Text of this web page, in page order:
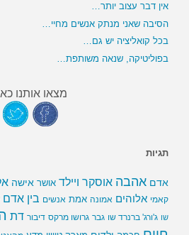
אין דבר עצוב יותר…
הסיבה שאני מנתק אנשים מחיי…
בכל קואליציה יש גם…
בפוליטיקה, שנאה משותפת…
מצאו אותנו
תגיות
אדם אהבה אוסקר ויילד אושר אישה
קאמי אלוהים אמונה אמת אנשים בין
שו ג'ורג' ברנרד שו גבר גרושו מרקס דיבור דת